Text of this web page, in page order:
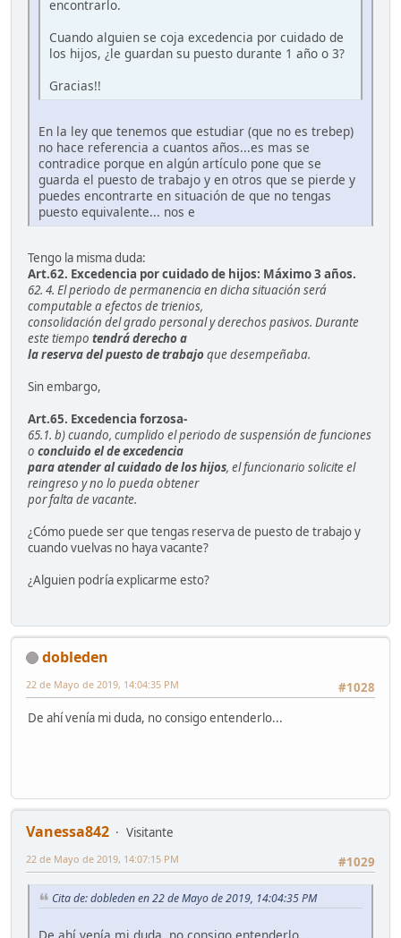
encontrarlo.
Cuando alguien se coja excedencia por cuidado de
los hijos, ¿le guardan su puesto durante 1 año o 3?
Gracias!!
En la ley que tenemos que estudiar (que no es trebep)
no hace referencia a cuantos años...es mas se
contradice porque en algún artículo pone que se
guarda el puesto de trabajo y en otros que se pierde y
puedes encontrarte en situación de que no tengas
puesto equivalente... nos e
Tengo la misma duda:
Art.62. Excedencia por cuidado de hijos: Máximo 3 años.
62. 4. El periodo de permanencia en dicha situación será
computable a efectos de trienios,
consolidación del grado personal y derechos pasivos. Durante
este tiempo tendrá derecho a
la reserva del puesto de trabajoque desempeñaba.
Sin embargo,
Art.65. Excedencia forzosa-
65.1. b) cuando, cumplido el periodo de suspensión de funciones
o concluido el de excedencia
para atender al cuidado de los hijos, el funcionario solicite el
reingreso y no lo pueda obtener
por falta de vacante.
¿Cómo puede ser que tengas reserva de puesto de trabajo y
cuando vuelvas no haya vacante?
¿Alguien podría explicarme esto?
dobleden
#1028
22 de Mayo de 2019, 14:04:35 PM
De ahí venía mi duda, no consigo entenderlo...
Vanessa842
Visitante
#1029
22 de Mayo de 2019, 14:07:15 PM
Cita de: dobleden en 22 de Mayo de 2019, 14:04:35 PM
De ahí venía mi duda, no consigo entenderlo...